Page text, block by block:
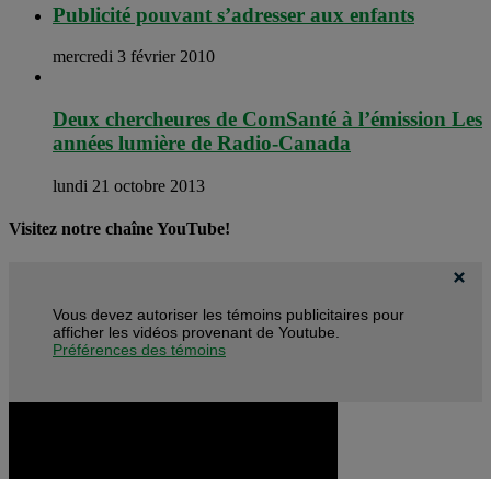
Publicité pouvant s’adresser aux enfants
mercredi 3 février 2010
Deux chercheures de ComSanté à l’émission Les
années lumière de Radio-Canada
lundi 21 octobre 2013
Visitez notre chaîne YouTube!
Vous devez autoriser les témoins publicitaires pour
afficher les vidéos provenant de Youtube.
Préférences des témoins